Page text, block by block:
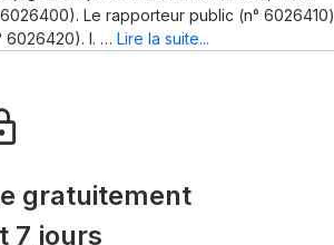
Le rapporteur public (n° 6026410)
6026420). I. … Lire la suite...
gratuitement
7 jours